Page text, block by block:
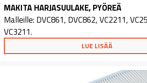
MAKITA HARJASUULAKE, PYÖREÄ
Malleille: DVC861, DVC862, VC2211,
VC3211.
LUE LISÄÄ